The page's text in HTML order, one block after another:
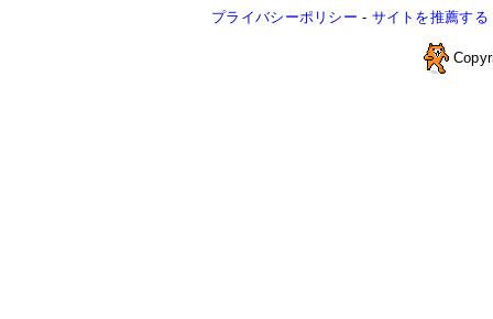
プライバシーポリシー - サイトを推薦する